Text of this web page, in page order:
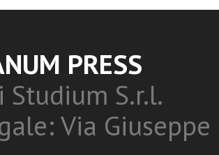
PRESS
Studium S.r.l.
Via